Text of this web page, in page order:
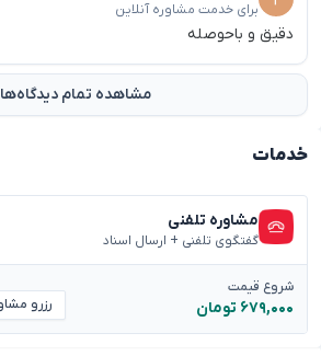
برای خدمت مشاوره آنلاین
دقیق و باحوصله
مشاهده تمام دیدگاه‌ها
خدمات
مشاوره تلفنی
گفتگوی تلفنی + ارسال اسناد
شروع قیمت
۶۷۹,۰۰۰ تومان رزرو مشاوره